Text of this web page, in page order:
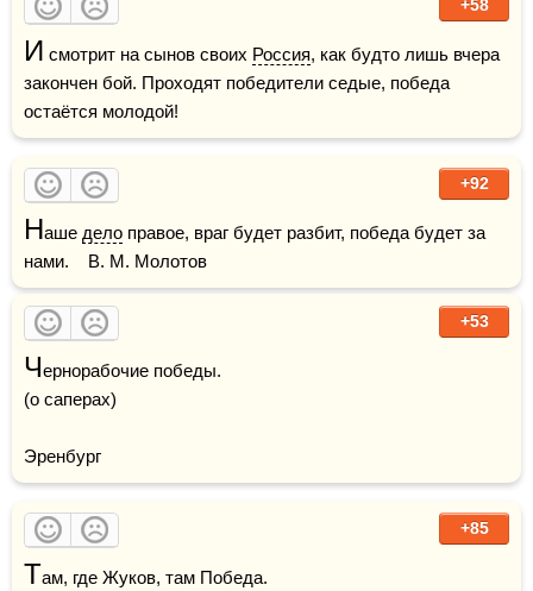
+58
И смотрит на сынов своих Россия, как будто лишь вчера
закончен бой. Проходят победители седые, победа
остаётся молодой!
+92
Наше дело правое, враг будет разбит, победа будет за
нами.    В. М. Молотов
+53
Чернорабочие победы.
(о саперах)
Эренбург
+85
Там, где Жуков, там Победа.